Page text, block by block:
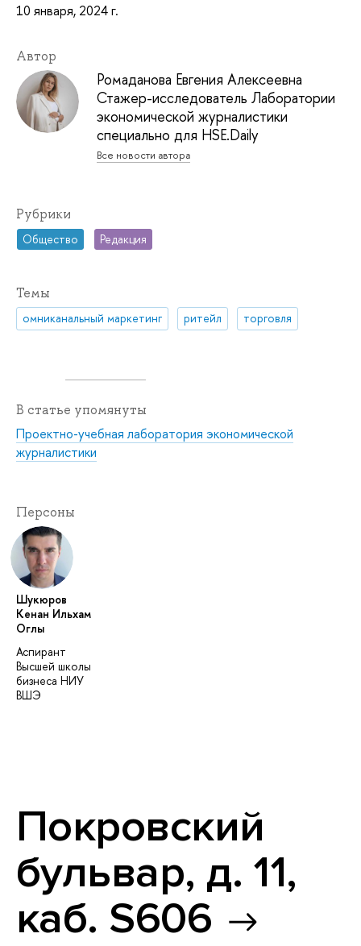
10 января, 2024 г.
Автор
Ромаданова Евгения Алексеевна
Стажер-исследователь Лаборатории
экономической журналистики
специально для HSE.Daily
Все новости автора
Рубрики
Общество Редакция
Темы
омниканальный маркетинг ритейл торговля
В статье упомянуты
Проектно-учебная лаборатория экономической
журналистики
Персоны
Шукюров
Кенан Ильхам
Оглы
Аспирант
Высшей школы
бизнеса НИУ
ВШЭ
Покровский
бульвар, д. 11,
каб. S606